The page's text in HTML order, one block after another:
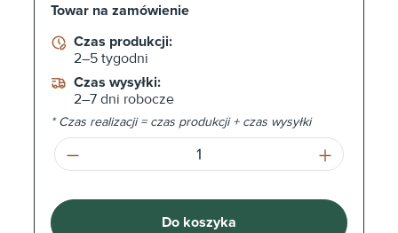
Towar na zamówienie
Czas produkcji:
2–5 tygodni
Czas wysyłki:
2–7 dni robocze
* Czas realizacji = czas produkcji + czas wysyłki
Ilość produktu: Wprowadź żądaną
Do koszyka